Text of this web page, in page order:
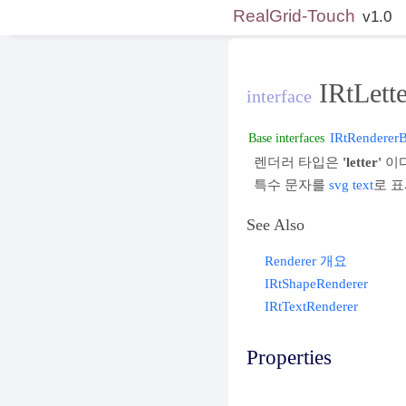
RealGrid-Touch v1.0
interface
Base interfaces
렌더러 타입은 'letter' 이
특수 문자를 svg text로
See Also
Renderer 개요
IRtShapeRenderer
IRtTextRenderer
Properties